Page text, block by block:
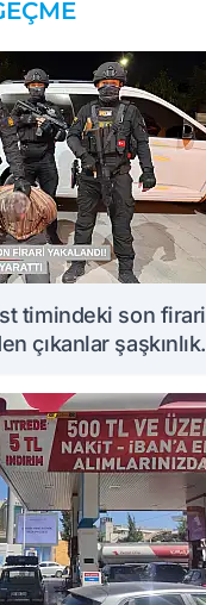
timindeki son firari
çıkanlar şaşkınlık